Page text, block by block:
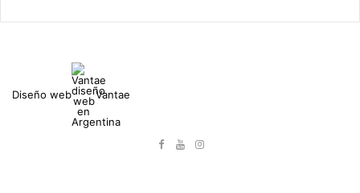
Diseño web Vantae